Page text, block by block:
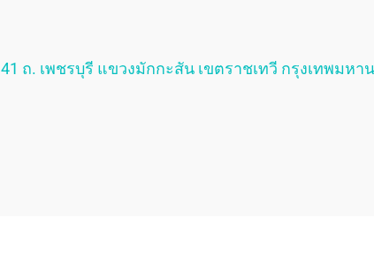
41 ถ. เพชรบุรี แขวงมักกะสัน เขตราชเทวี กรุงเทพมหา